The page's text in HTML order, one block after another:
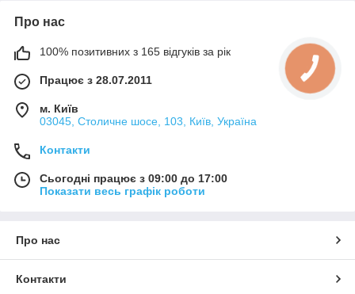
Про нас
100% позитивних з 165 відгуків за рік
Працює з 28.07.2011
м. Київ
03045, Столичне шосе, 103, Київ, Україна
Контакти
Сьогодні працює з 09:00 до 17:00
Показати весь графік роботи
Про нас
Контакти